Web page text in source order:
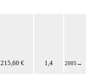
215,60 € 1,4 2005 →